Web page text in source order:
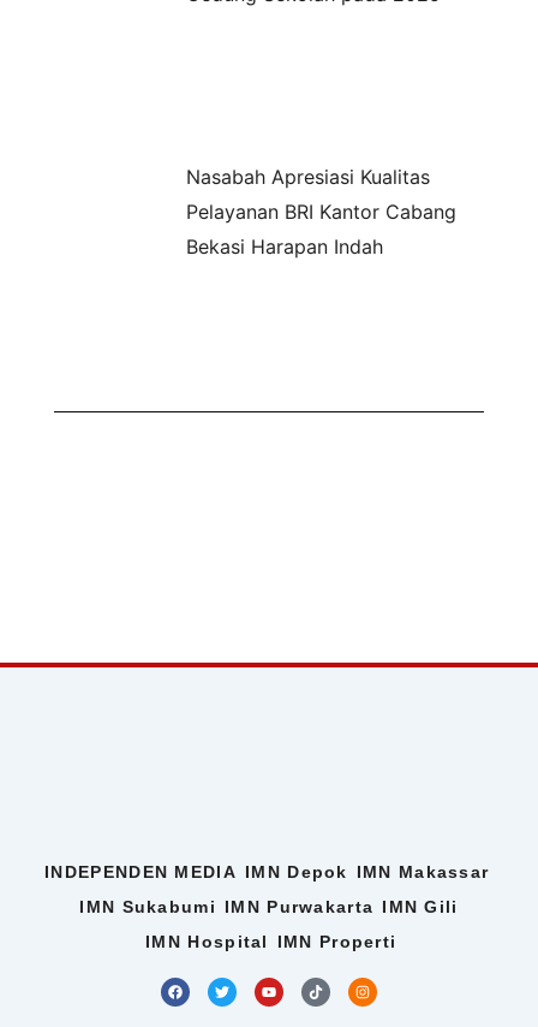
Nasabah Apresiasi Kualitas
Pelayanan BRI Kantor Cabang
Bekasi Harapan Indah
INDEPENDEN MEDIA IMN Depok
IMN Makassar
IMN Sukabumi
IMN Purwakarta IMN Gili
IMN Hospital
IMN Properti
F
a
c
T
w
i
Y
o
u
T
i
k
I
n
s